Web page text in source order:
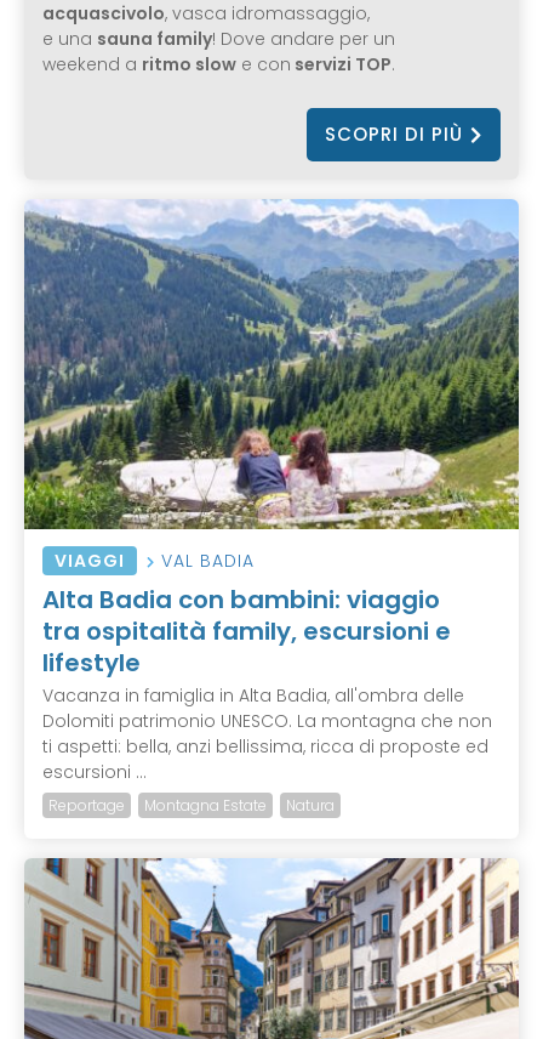
acquascivolo, vasca idromassaggio,
e una sauna family! Dove andare per un
weekend a ritmo slow e con servizi TOP.
SCOPRI DI PIÙ
VIAGGI VAL BADIA
Alta Badia con bambini: viaggio
tra ospitalità family, escursioni e
lifestyle
Vacanza in famiglia in Alta Badia, all'ombra delle
Dolomiti patrimonio UNESCO. La montagna che non
ti aspetti: bella, anzi bellissima, ricca di proposte ed
escursioni ...
Reportage Montagna Estate Natura